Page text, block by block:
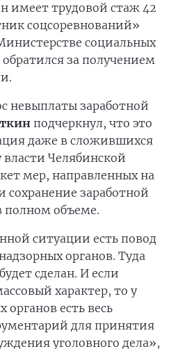
имеет трудовой стаж 42
соцсоревнований»
социальных
за получением
невыплаты заработной
подчеркнул, что это
даже в сложившихся
власти Челябинской
мер, направленных на
сохранение заработной
полном объеме.
ситуации есть повод
органов. Туда
сделан. И если
характер, то у
органов есть весь
для принятия
уголовного дела»,